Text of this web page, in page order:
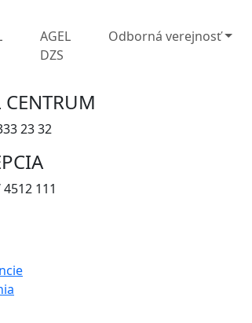
AGEL
DZS
Odborná verejnosť
CENTRUM
23 32
111